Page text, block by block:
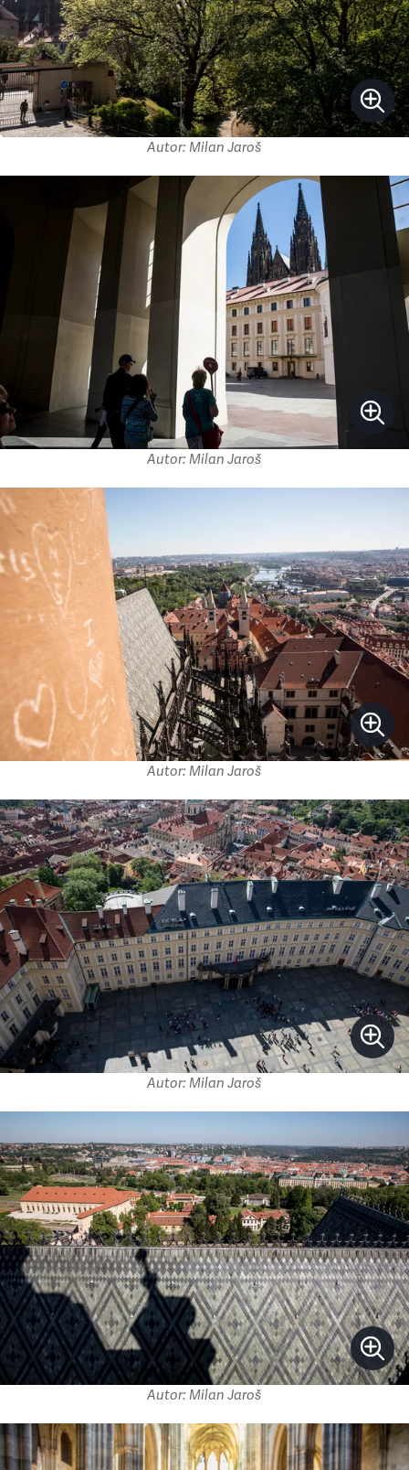
Autor: Milan Jaroš
Autor: Milan Jaroš
Autor: Milan Jaroš
Autor: Milan Jaroš
Autor: Milan Jaroš